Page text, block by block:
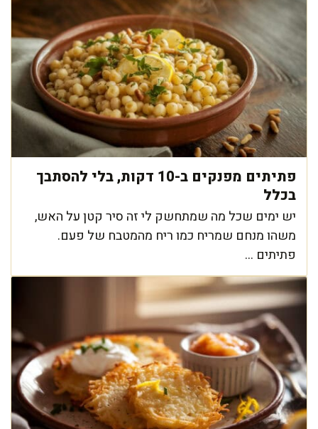
פתיתים מפנקים ב-10 דקות, בלי להסתבך
בכלל
יש ימים שכל מה שמתחשק לי זה סיר קטן על האש,
משהו מנחם שמריח כמו ריח מהמטבח של פעם.
פתיתים ...